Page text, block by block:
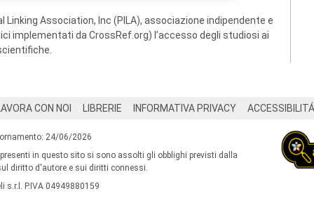
Association, Inc (PILA), associazione indipendente e
implementati da CrossRef.org) l’accesso degli studiosi ai
CON NOI LIBRERIE INFORMATIVA PRIVACY ACCESSIBILITÁ
24/06/2026
presenti in questo sito si sono assolti gli obblighi previsti dalla
diritto d'autore e sui diritti connessi.
s.r.l. P.IVA 04949880159